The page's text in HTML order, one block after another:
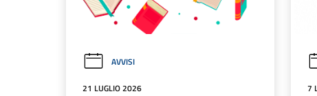
AVVISI
21 LUGLIO 2026 7